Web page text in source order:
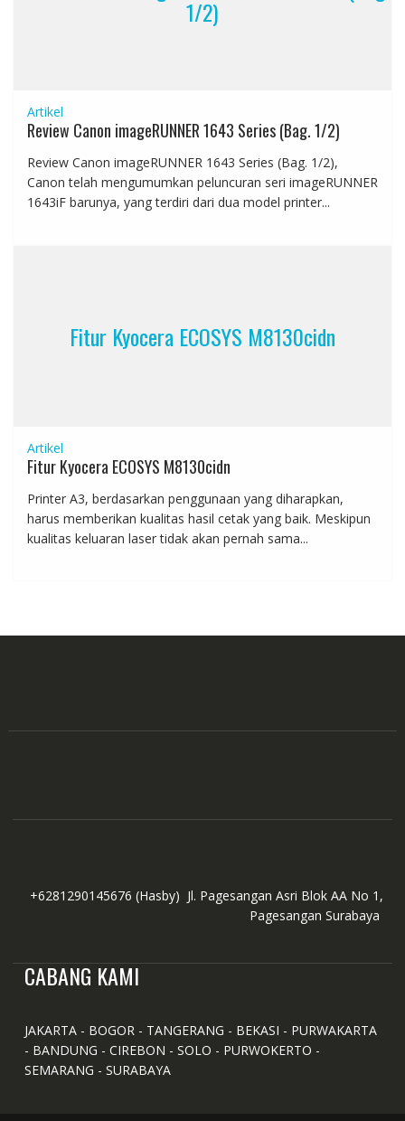
1/2)
Artikel
Review Canon imageRUNNER 1643 Series (Bag. 1/2)
Review Canon imageRUNNER 1643 Series (Bag. 1/2),
Canon telah mengumumkan peluncuran seri imageRUNNER
1643iF barunya, yang terdiri dari dua model printer...
Fitur Kyocera ECOSYS M8130cidn
Artikel
Fitur Kyocera ECOSYS M8130cidn
Printer A3, berdasarkan penggunaan yang diharapkan,
harus memberikan kualitas hasil cetak yang baik. Meskipun
kualitas keluaran laser tidak akan pernah sama...
+6281290145676 (Hasby) Jl. Pagesangan Asri Blok AA No 1,
Pagesangan Surabaya
CABANG KAMI
JAKARTA - BOGOR - TANGERANG - BEKASI - PURWAKARTA
- BANDUNG - CIREBON - SOLO - PURWOKERTO -
SEMARANG - SURABAYA